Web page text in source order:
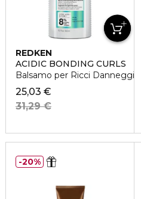
REDKEN
ACIDIC BONDING CURLS
Balsamo per Ricci Danneggiati
25,03 €
31,29 €
20%